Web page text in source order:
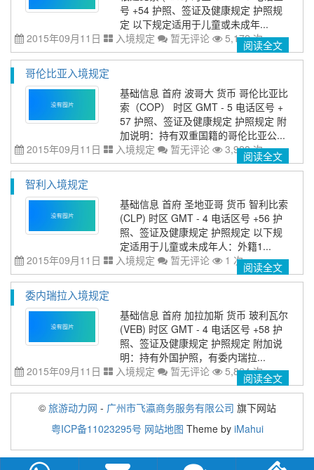
号 +54 护照、签证及健康规定 护照规
定 以下规定适用于儿童或未成年...
2015年09月11日
入境规定 暂无评论 5,172 次阅读全文
哥伦比亚入境规定
基础信息 首府 波哥大 货币 哥伦比亚比
索（COP） 时区 GMT - 5 电话区号 +
57 护照、签证及健康规定 护照规定 附
加说明：持有双重国籍的哥伦比亚公...
2015年09月11日
入境规定 暂无评论 3,928 次阅读全文
智利入境规定
基础信息 首府 圣地亚哥 货币 智利比索
(CLP) 时区 GMT - 4 电话区号 +56 护
照、签证及健康规定 护照规定 以下规
定适用于儿童或未成年人：外籍1...
2015年09月11日
入境规定 暂无评论 1 次阅读全文
委内瑞拉入境规定
基础信息 首府 加拉加斯 货币 玻利瓦尔
(VEB) 时区 GMT - 4 电话区号 +58 护
照、签证及健康规定 护照规定 附加说
明：持有外国护照，有委内瑞拉...
2015年09月11日
入境规定 暂无评论 5,824 次阅读全文
© 旅游动力网 - 广州市飞瀛商务服务有限公司 旗下网站
粤ICP备11023295号 网站地图 Theme by iMahui